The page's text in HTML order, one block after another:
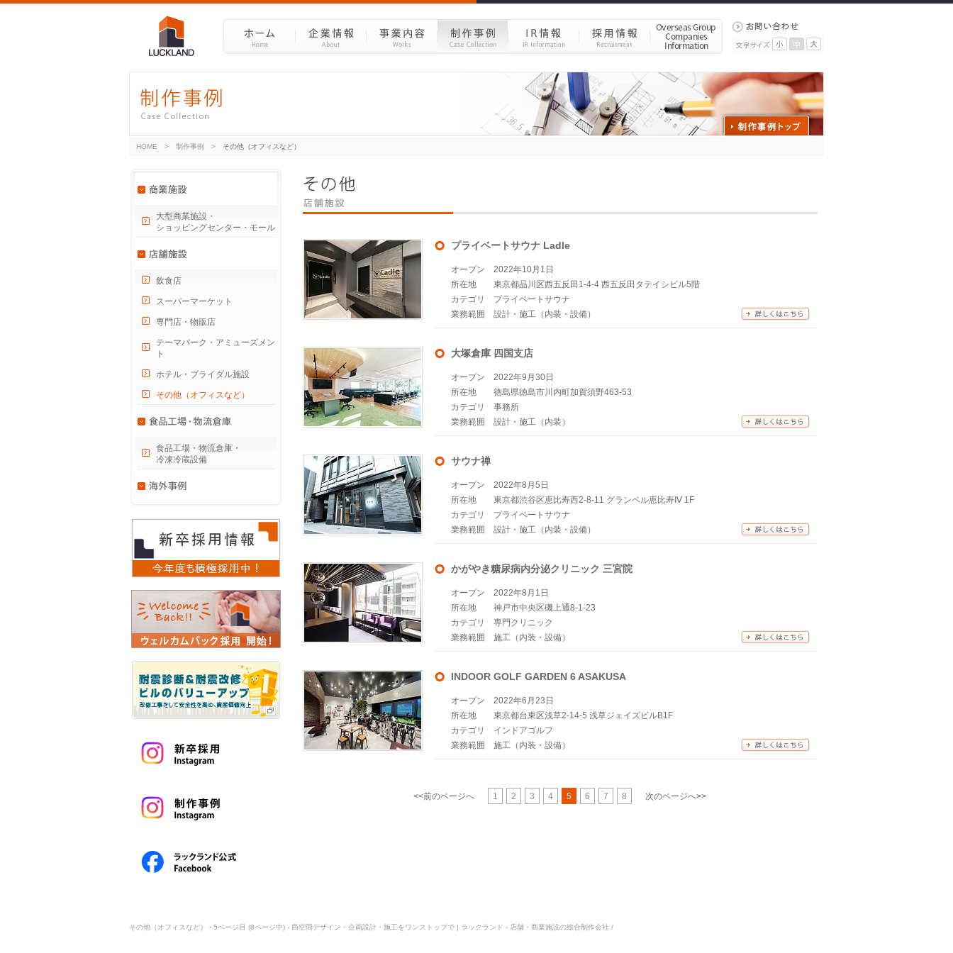
HOME > 制作事例 > その他（オフィスなど）
プライベートサウナ Ladle
オープン
2022年10月1日
所在地
東京都品川区西五反田1-4-4 西五反田タテイシビル5階
カテゴリ
プライベートサウナ
業務範囲
設計・施工（内装・設備）
大塚倉庫 四国支店
オープン
2022年9月30日
所在地
徳島県徳島市川内町加賀須野463-53
カテゴリ
事務所
業務範囲
設計・施工（内装）
サウナ禅
オープン
2022年8月5日
所在地
東京都渋谷区恵比寿西2-8-11 グランベル恵比寿Ⅳ 1F
カテゴリ
プライベートサウナ
業務範囲
設計・施工（内装・設備）
かがやき糖尿病内分泌クリニック 三宮院
オープン
2022年8月1日
所在地
神戸市中央区磯上通8-1-23
カテゴリ
専門クリニック
業務範囲
施工（内装・設備）
INDOOR GOLF GARDEN 6 ASAKUSA
オープン
2022年6月23日
所在地
東京都台東区浅草2-14-5 浅草ジェイズビルB1F
カテゴリ
インドアゴルフ
業務範囲
施工（内装・設備）
<<前のページへ 1 2 3 4 5 6 7 8 次のページへ>>
大型商業施設・
ショッピングセンター・モール
飲食店
スーパーマーケット
専門店・物販店
テーマパーク・アミューズメン
ト
ホテル・ブライダル施設
その他（オフィスなど）
食品工場・物流倉庫・
冷凍冷蔵設備
その他（オフィスなど） - 5ページ目 (8ページ中) - 商空間デザイン・企画設計・施工をワンストップで | ラックランド - 店舗・商業施設の総合制作会社 /